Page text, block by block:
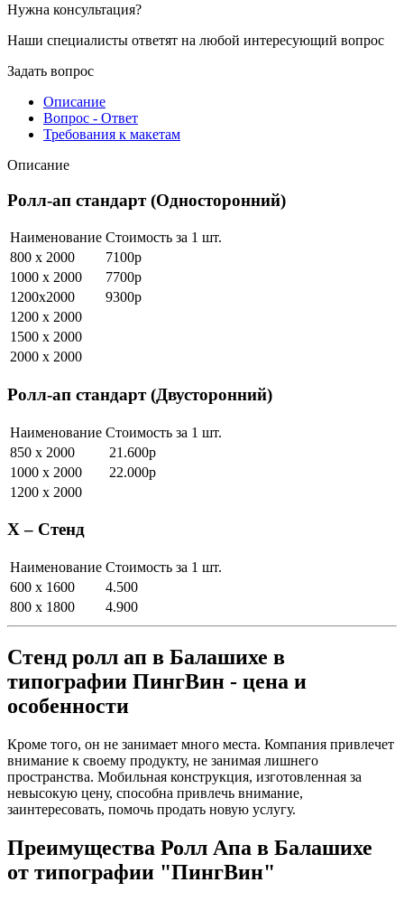
Нужна консультация?
Наши специалисты ответят на любой интересующий вопрос
Задать вопрос
Описание
Вопрос - Ответ
Требования к макетам
Описание
Ролл-ап стандарт (Односторонний)
Наименование Стоимость за 1 шт.
800 х 2000
7100р
1000 х 2000
7700р
1200х2000
9300р
1200 х 2000
1500 х 2000
2000 х 2000
Ролл-ап стандарт (Двусторонний)
Наименование Стоимость за 1 шт.
850 х 2000
21.600р
1000 х 2000
22.000р
1200 х 2000
Х – Стенд
Наименование Стоимость за 1 шт.
600 х 1600
4.500
800 х 1800
4.900
Стенд ролл ап в Балашихе в
типографии ПингВин - цена и
особенности
Кроме того, он не занимает много места. Компания привлечет
внимание к своему продукту, не занимая лишнего
пространства. Мобильная конструкция, изготовленная за
невысокую цену, способна привлечь внимание,
заинтересовать, помочь продать новую услугу.
Преимущества Ролл Апа в Балашихе
от типографии "ПингВин"